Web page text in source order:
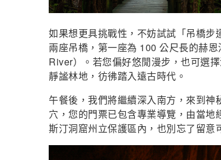
如果想更具挑戰性，不妨試試「吊橋
兩座吊橋，第一座為 100 公尺長的赫
River）。若您偏好悠閒漫步，也可選
靜謐林地，彷彿踏入遠古時代。
午餐後，我們將繼續深入南方，來到
穴，您的門票已包含專業導覽，由當
斯汀洞窟州立保護區內，也別忘了留意